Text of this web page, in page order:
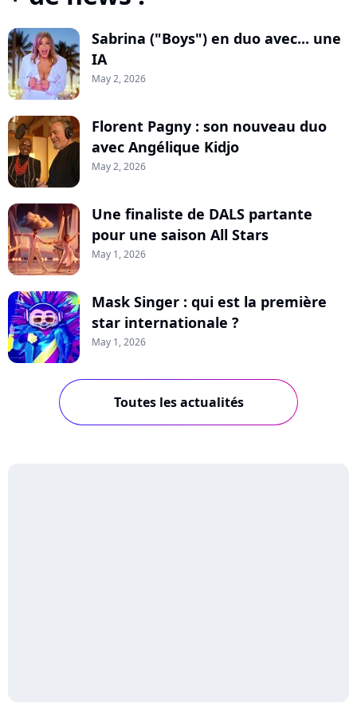
Sabrina ("Boys") en duo avec... une
IA
May 2, 2026
Florent Pagny : son nouveau duo
avec Angélique Kidjo
May 2, 2026
Une finaliste de DALS partante
pour une saison All Stars
May 1, 2026
Mask Singer : qui est la première
star internationale ?
May 1, 2026
Toutes les actualités